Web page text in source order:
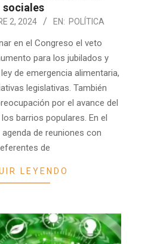
sociales
2, 2024 EN: POLÍTICA
en el Congreso el veto
para los jubilados y
de emergencia alimentaria,
legislativas. También
por el avance del
barrios populares. En el
de reuniones con
de
LEYENDO